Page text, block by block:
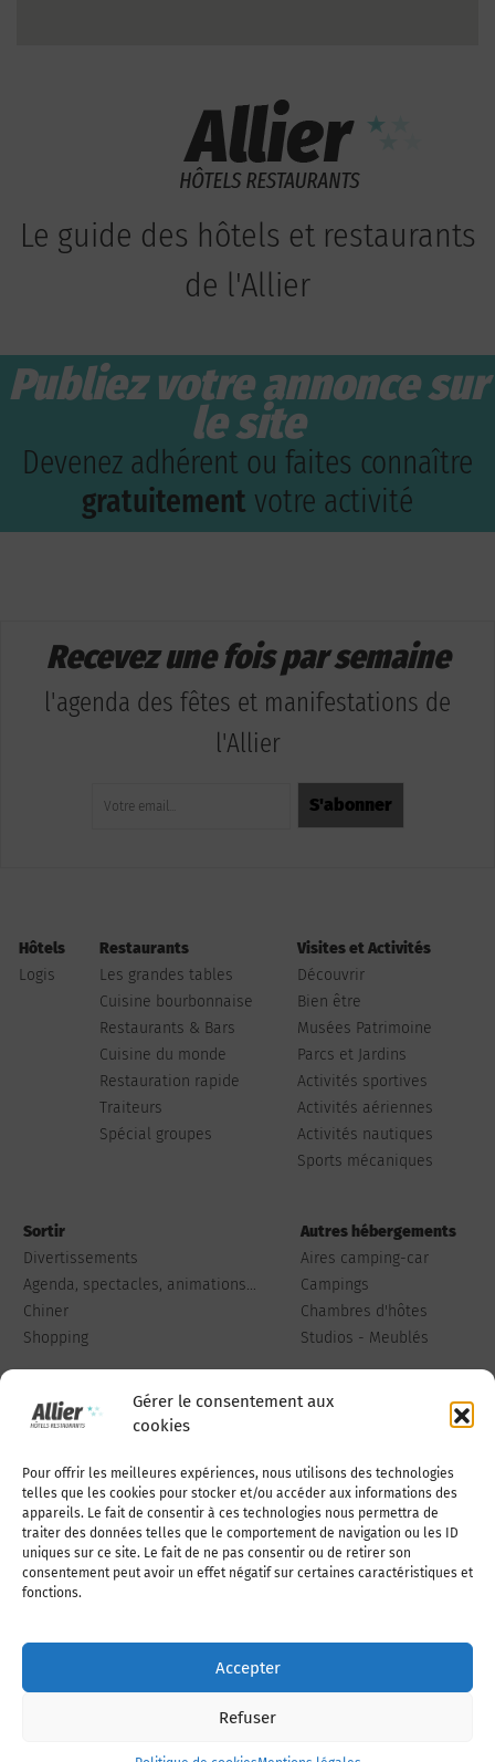
Gérer le consentement aux
cookies
Pour offrir les meilleures expériences, nous utilisons des technologies
telles que les cookies pour stocker et/ou accéder aux informations des
appareils. Le fait de consentir à ces technologies nous permettra de
traiter des données telles que le comportement de navigation ou les ID
uniques sur ce site. Le fait de ne pas consentir ou de retirer son
consentement peut avoir un effet négatif sur certaines caractéristiques et
fonctions.
Accepter
Refuser
Le guide des hôtels et restaurants
de l'Allier
Publiez votre annonce sur
le site
Devenez adhérent ou faites connaître
gratuitement votre activité
Recevez une fois par semaine
l'agenda des fêtes et manifestations de
l'Allier
Hôtels
Logis
Restaurants
Les grandes tables
Cuisine bourbonnaise
Restaurants & Bars
Cuisine du monde
Restauration rapide
Traiteurs
Spécial groupes
Visites et Activités
Découvrir
Bien être
Musées Patrimoine
Parcs et Jardins
Activités sportives
Activités aériennes
Activités nautiques
Sports mécaniques
Sortir
Divertissements
Agenda, spectacles, animations...
Chiner
Shopping
Autres hébergements
Aires camping-car
Campings
Chambres d'hôtes
Studios - Meublés
Qui sommes-nous Publiez votre annonce
Adhérer à l’association Nous contacter
Politique de cookies (UE)